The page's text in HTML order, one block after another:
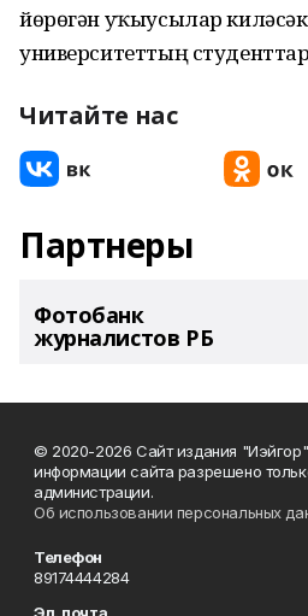
йөрөгән уҡыусылар
университеттың
Читайте нас
Партнеры
Фотобанк
журналистов РБ
© 2020-2026 Сайт издания
информации сайта разрешено
администрации.
Об использовании персональных
Телефон
89174444284